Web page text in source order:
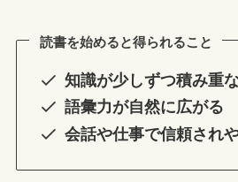
読書を始めると得られること
知識が少しずつ積み重
語彙力が自然に広がる
会話や仕事で信頼され